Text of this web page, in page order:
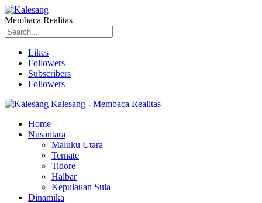
Membaca Realitas
Likes
Followers
Subscribers
Followers
Kalesang - Membaca Realitas
Home
Nusantara
Maluku Utara
Ternate
Tidore
Halbar
Kepulauan Sula
Dinamika